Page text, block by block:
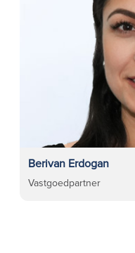
Berivan Erdogan
Vastgoedpartner